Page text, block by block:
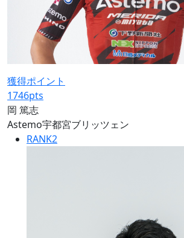
獲得ポイント
1746pts
岡 篤志
Astemo宇都宮ブリッツェン
RANK2